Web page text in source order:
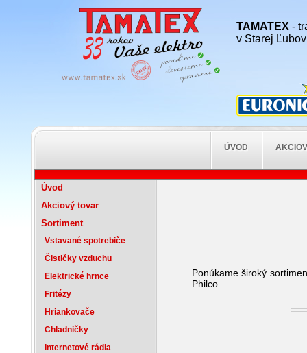
TAMATEX -
v Starej
ÚVOD
Úvod
Akciový tovar
Sortiment
Vstavané spotrebiče
Čističky vzduchu
Elektrické hrnce
Fritézy
Hriankovače
Chladničky
Internetové rádia
Ponúkame široký
Philco